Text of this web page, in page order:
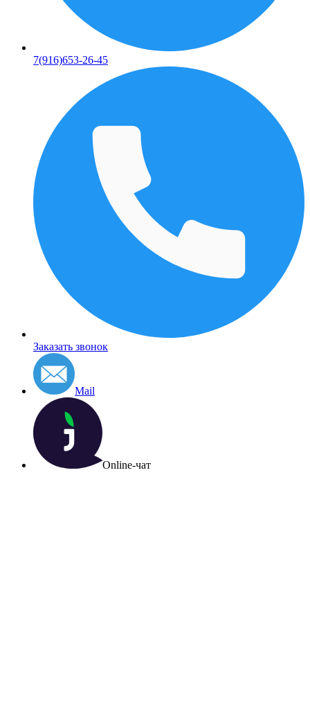
7(916)653-26-45
Заказать звонок
Mail
Online-чат